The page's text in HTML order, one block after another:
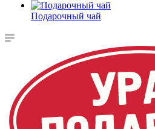
Подарочный чай